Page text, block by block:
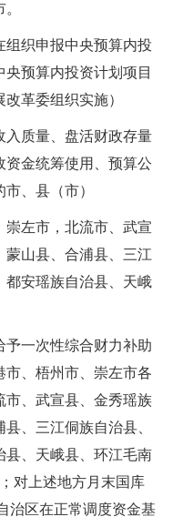
组织申报中央预算内投
预算内投资计划项目
革委组织实施）
入质量、盘活财政存量
资金统筹使用、预算公
、县（市）
崇左市，北流市、武宣
蒙山县、合浦县、三江
都安瑶族自治县、天峨
予一次性综合财力补助
市、梧州市、崇左市各
市、武宣县、金秀瑶族
、三江侗族自治县、
县、天峨县、环江毛南
对上述地方月末国库
治区在正常调度资金基